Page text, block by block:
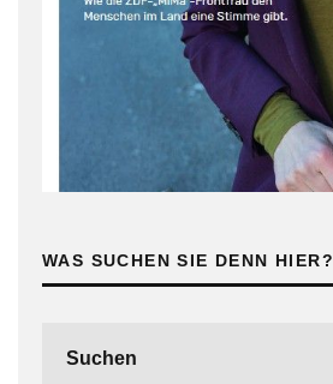
WAS SUCHEN SIE DENN HIER?